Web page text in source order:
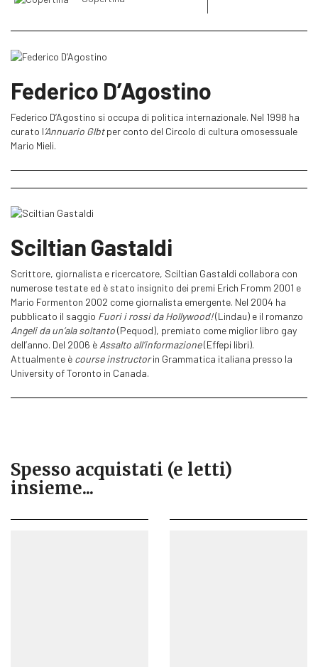
Federico D’Agostino
Federico D’Agostino si occupa di politica internazionale. Nel 1998 ha
curato l’Annuario Glbtper conto del Circolo di cultura omosessuale
Mario Mieli.
Sciltian Gastaldi
Scrittore, giornalista e ricercatore, Sciltian Gastaldi collabora con
numerose testate ed è stato insignito dei premi Erich Fromm 2001 e
Mario Formenton 2002 come giornalista emergente. Nel 2004 ha
pubblicato il saggio Fuori i rossi da Hollywood!(Lindau) e il romanzo
Angeli da un’ala soltanto(Pequod), premiato come miglior libro gay
dell’anno. Del 2006 è Assalto all’informazione(Effepi libri).
Attualmente è course instructorin Grammatica italiana presso la
University of Toronto in Canada.
Spesso acquistati (e letti)
insieme...